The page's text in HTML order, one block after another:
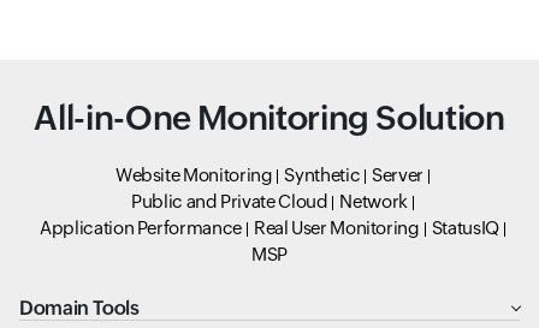
All-in-One Monitoring Solution
Website Monitoring Synthetic
Server
Public and Private Cloud
Network
Application Performance
Real User Monitoring
StatusIQ
MSP
Domain Tools